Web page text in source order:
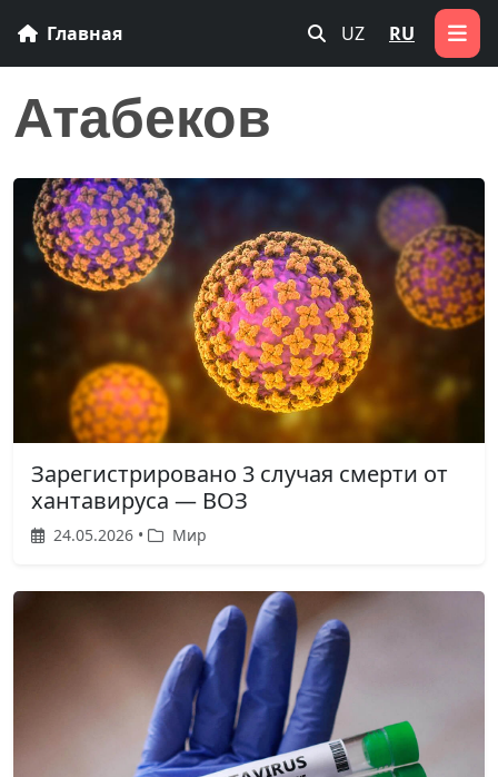
Главная UZ RU
Атабеков
Зарегистрировано 3 случая смерти от
хантавируса — ВОЗ
24.05.2026 • Мир